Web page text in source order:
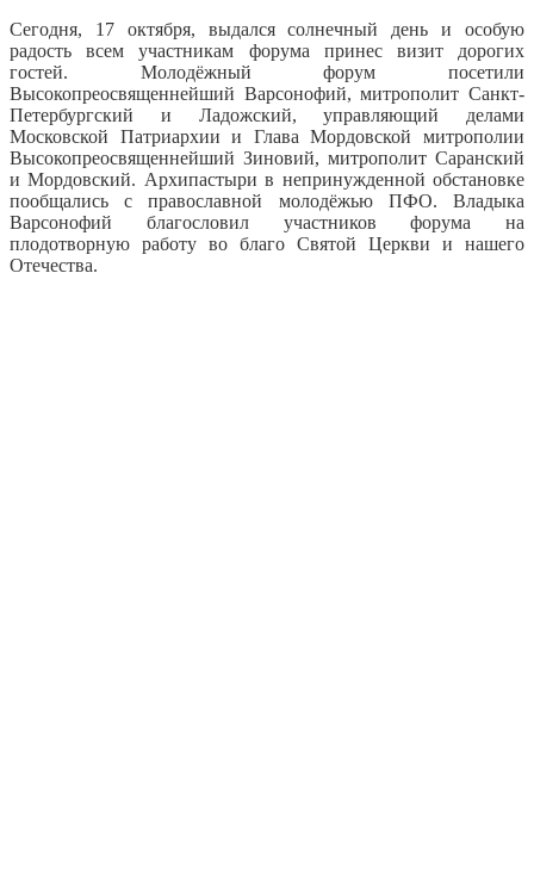
Сегодня, 17 октября, выдался солнечный день и особую
радость всем участникам форума принес визит дорогих
гостей. Молодёжный форум посетили
Высокопреосвященнейший Варсонофий, митрополит Санкт-
Петербургский и Ладожский, управляющий делами
Московской Патриархии и Глава Мордовской митрополии
Высокопреосвященнейший Зиновий, митрополит Саранский
и Мордовский. Архипастыри в непринужденной обстановке
пообщались с православной молодёжью ПФО. Владыка
Варсонофий благословил участников форума на
плодотворную работу во благо Святой Церкви и нашего
Отечества.